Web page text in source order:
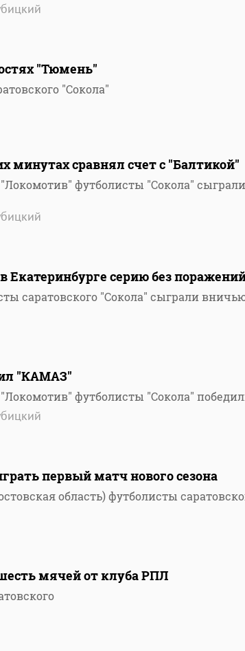
"Тюмень"
"Сокола"
минутах сравнял счет с "Балтикой"
футболисты "Сокола" сыграли
Екатеринбурге серию без
саратовского "Сокола" сыграли
"КАМАЗ"
футболисты "Сокола"
первый матч нового сезона
область) футболисты
мячей от клуба РПЛ